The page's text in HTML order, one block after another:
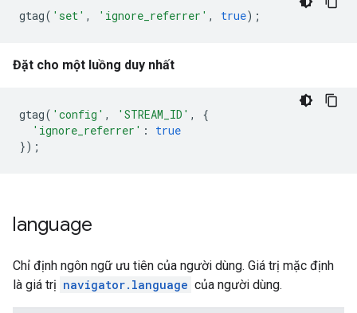
gtag( 'set' , 'ignore_referrer' , true);
Đặt cho một luồng duy nhất
gtag( 'config' , 'STREAM_ID' ,
{
'ignore_referrer' :
true
});
language
Chỉ định ngôn ngữ ưu tiên của người dùng. Giá trị mặc định
là giá trị navigator.language của người dùng.